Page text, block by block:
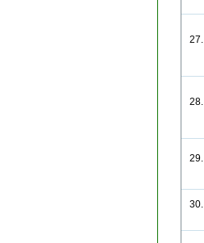
27.
28.
29.
30.